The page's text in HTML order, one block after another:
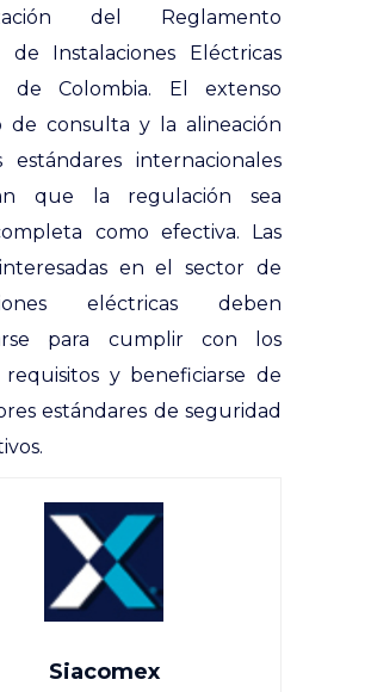
del Reglamento
de Instalaciones Eléctricas
de Colombia. El extenso
de consulta y la alineación
estándares internacionales
que la regulación sea
como efectiva. Las
en el sector de
eléctricas deben
para cumplir con los
requisitos y beneficiarse de
estándares de seguridad
Siacomex